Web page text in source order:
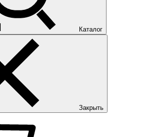
Каталог
Закрыть